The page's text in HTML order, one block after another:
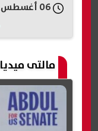
مالتى ميديا